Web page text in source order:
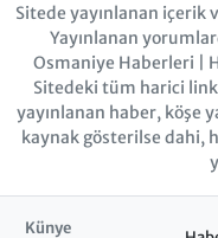
Sitede yayınlanan içerik
Yayınlanan
Osmaniye Haberleri |
Sitedeki tüm harici
yayınlanan haber, köşe
kaynak gösterilse dahi,
Künye